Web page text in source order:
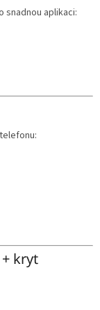
snadnou aplikaci:
kryt